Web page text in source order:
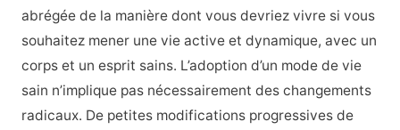
abrégée de la manière dont vous devriez vivre si vous
souhaitez mener une vie active et dynamique, avec un
corps et un esprit sains. L’adoption d’un mode de vie
sain n’implique pas nécessairement des changements
radicaux. De petites modifications progressives de